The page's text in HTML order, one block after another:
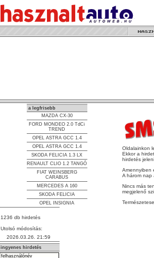
a legfrisebb
MAZDA CX-30
FORD MONDEO 2.0 TdCi
TREND
OPEL ASTRA GCC 1.4
OPEL ASTRA GCC 1.4
SKODA FELICIA 1.3 LX
RENAULT CLIO 1.2 TANGÓ
FIAT WEINSBERG
CARABUS
MERCEDES A 160
SKODA FELICIA
OPEL INSIGNIA
1236 db hirdetés
Utolsó módosítás:
2026.03.26. 21:59
ingyenes hirdetés
Oldalainkon
Ekkor a
hirdetés
Amennyiben
A három nap
Nincs más
megjelenő